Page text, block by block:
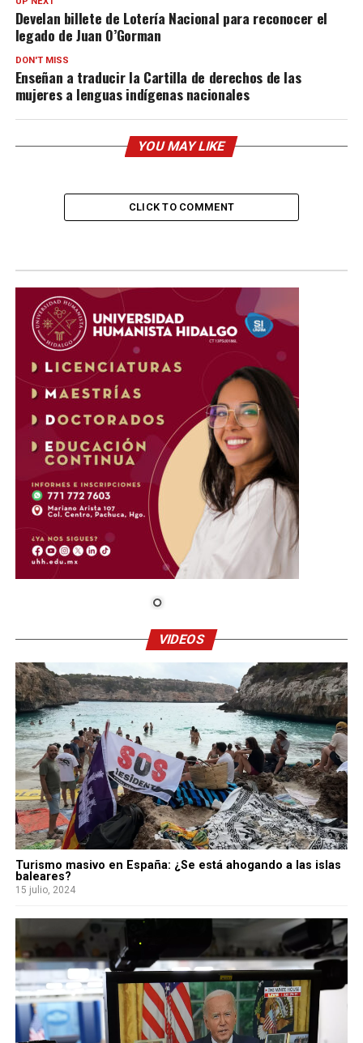
Develan billete de Lotería Nacional para reconocer el
legado de Juan O’Gorman
DON'T MISS
Enseñan a traducir la Cartilla de derechos de las
mujeres a lenguas indígenas nacionales
YOU MAY LIKE
CLICK TO COMMENT
VIDEOS
Turismo masivo en España: ¿Se está ahogando a las islas
baleares?
15 julio, 2024